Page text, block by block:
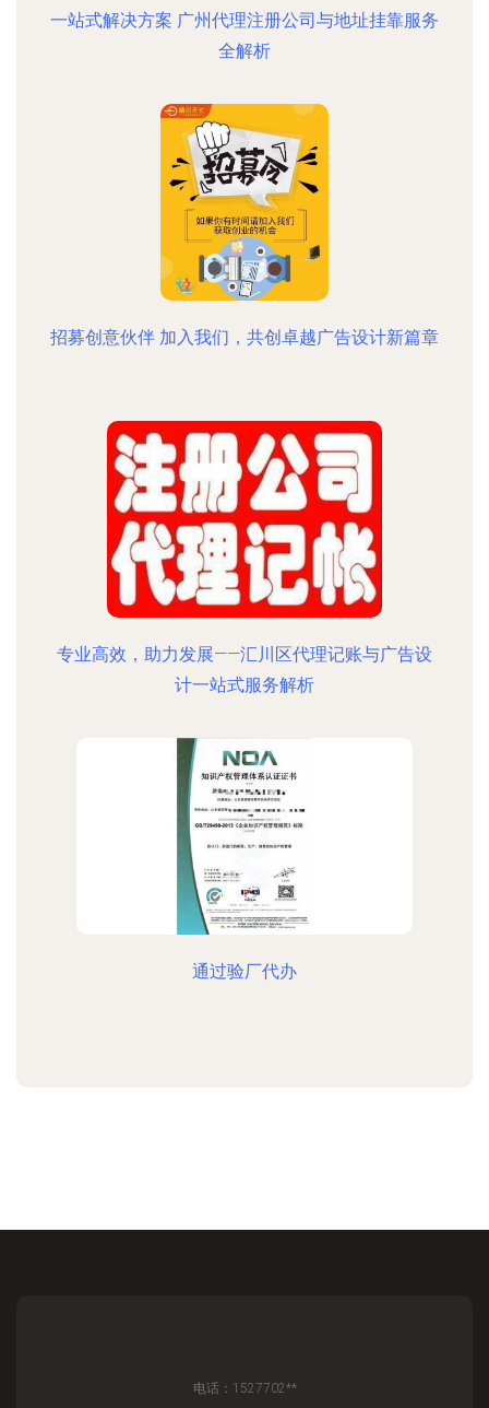
一站式解决方案 广州代理注册公司与地址挂靠服务
全解析
招募创意伙伴 加入我们，共创卓越广告设计新篇章
专业高效，助力发展——汇川区代理记账与广告设
计一站式服务解析
通过验厂代办
电话：1527702**